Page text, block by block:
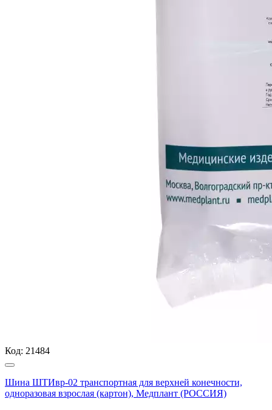
Код: 21484
Шина ШТИвр-02 транспортная для верхней конечности,
одноразовая взрослая (картон), Медплант (РОССИЯ)